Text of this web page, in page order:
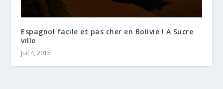
Espagnol facile et pas cher en Bolivie ! A Sucre
ville
Juil 4, 2015